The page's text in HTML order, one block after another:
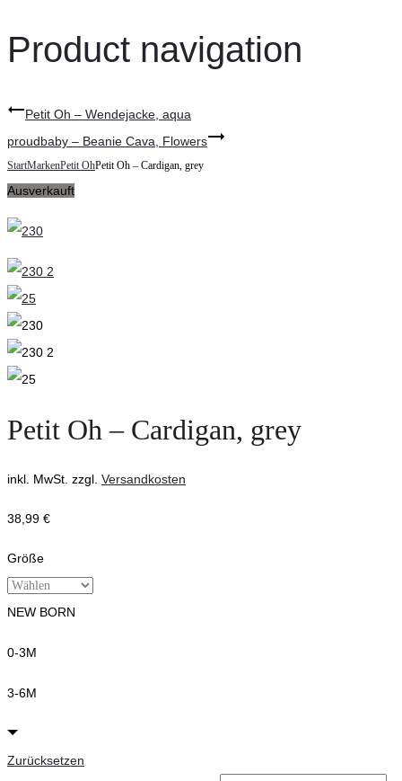
Product navigation
Petit Oh – Wendejacke, aqua
proudbaby – Beanie Cava, Flowers
StartMarkenPetit OhPetit Oh – Cardigan, grey
Ausverkauft
Petit Oh – Cardigan, grey
inkl. MwSt. zzgl. Versandkosten
38,99 €
Größe
NEW BORN
0-3M
3-6M
Zurücksetzen